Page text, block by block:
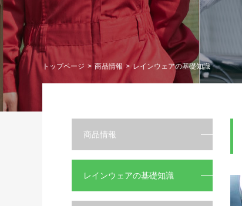
トップページ 商品情報 レインウェアの基礎知識
商品情報
レインウェアの基礎知識